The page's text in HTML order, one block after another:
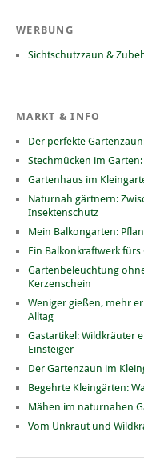
WERBUNG
Sichtschutzzaun &
MARKT & INFO
Der perfekte
Stechmücken im
Gartenhaus im
Naturnah gärtnern:
Insektenschutz
Mein Balkongarten:
Ein Balkonkraftwerk fürs
Gartenbeleuchtung
Kerzenschein
Weniger gießen, mehr
Alltag
Gastartikel: Wildkräuter
Einsteiger
Der Gartenzaun im
Begehrte Kleingärten:
Mähen im naturnahen
Vom Unkraut und